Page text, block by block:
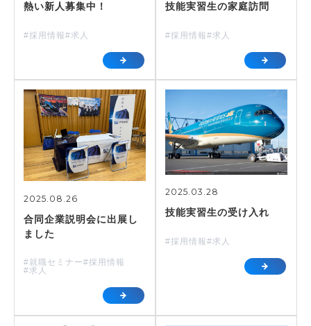
熱い新人募集中！
#採用情報#求人
技能実習生の家庭訪問
#採用情報#求人
2025.08.26
合同企業説明会に出展し
ました
#就職セミナー#採用情報
#求人
2025.03.28
技能実習生の受け入れ
#採用情報#求人